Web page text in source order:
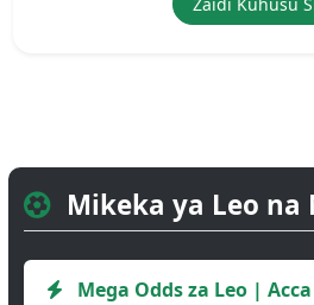
Mikeka ya Leo na
Mega Odds za Leo |